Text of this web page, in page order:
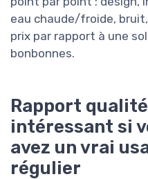
eau chaude/froide,
prix par rapport à une
bonbonnes.
Rapport
intéressant si
avez un vrai
régulier